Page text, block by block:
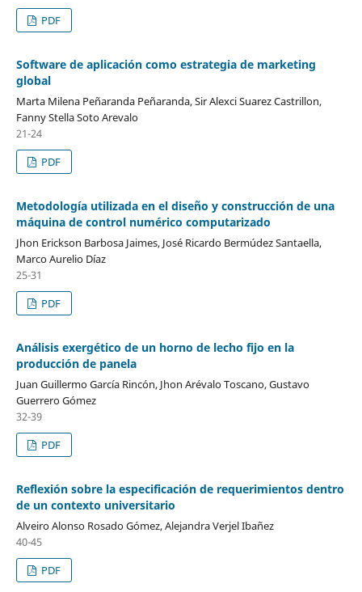
PDF
Software de aplicación como estrategia de marketing
global
Marta Milena Peñaranda Peñaranda, Sir Alexci Suarez Castrillon,
Fanny Stella Soto Arevalo
21-24
PDF
Metodología utilizada en el diseño y construcción de una
máquina de control numérico computarizado
Jhon Erickson Barbosa Jaimes, José Ricardo Bermúdez Santaella,
Marco Aurelio Díaz
25-31
PDF
Análisis exergético de un horno de lecho fijo en la
producción de panela
Juan Guillermo García Rincón, Jhon Arévalo Toscano, Gustavo
Guerrero Gómez
32-39
PDF
Reflexión sobre la especificación de requerimientos dentro
de un contexto universitario
Alveiro Alonso Rosado Gómez, Alejandra Verjel Ibañez
40-45
PDF